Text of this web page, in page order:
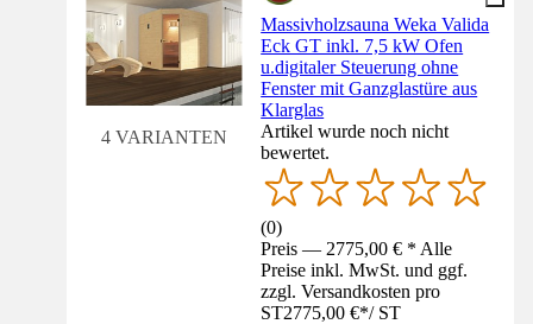
4 VARIANTEN
Massivholzsauna Weka Valida
Eck GT inkl. 7,5 kW Ofen
u.digitaler Steuerung ohne
Fenster mit Ganzglastüre aus
Klarglas
Artikel wurde noch nicht
bewertet.
(0)
Preis — 2775,00 € * Alle
Preise inkl. MwSt. und ggf.
zzgl. Versandkosten pro
ST2775,00 €*/ ST